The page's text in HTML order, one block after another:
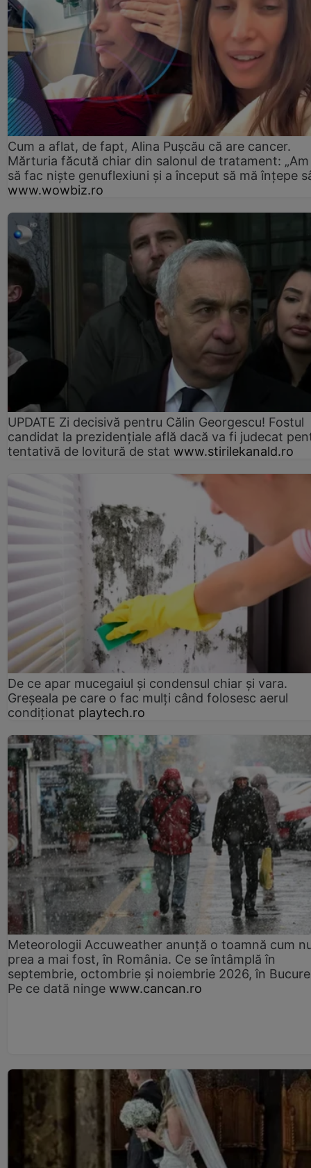
Cum a aflat, de fapt, Alina Pușcău că are cancer.
Mărturia făcută chiar din salonul de tratament:
să fac niște genuflexiuni și a început să mă înțepe
www.wowbiz.ro
UPDATE Zi decisivă pentru Călin Georgescu! Fostul
candidat la prezidențiale află dacă va fi judecat
tentativă de lovitură de stat www.stirilekanald.ro
De ce apar mucegaiul și condensul chiar și vara.
Greșeala pe care o fac mulți când folosesc aerul
condiționat playtech.ro
Meteorologii Accuweather anunță o toamnă cum
prea a mai fost, în România. Ce se întâmplă în
septembrie, octombrie și noiembrie 2026, în
Pe ce dată ninge www.cancan.ro